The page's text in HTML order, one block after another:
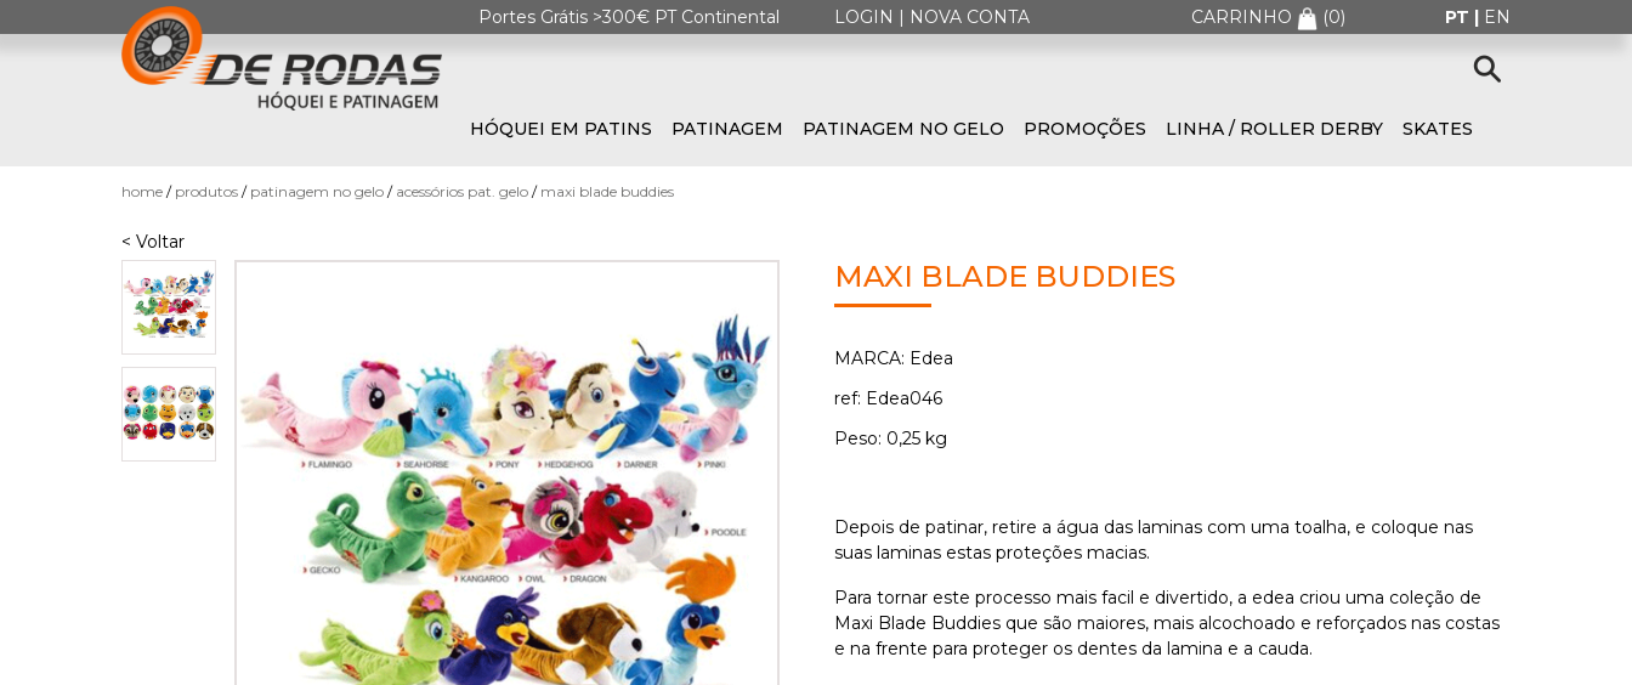
Portes Grátis >300€ PT Continental LOGIN | NOVA CONTA
HÓQUEI
CARRINHO (0) PT | EN
HÓQUEI EM PATINS PATINAGEM PATINAGEM NO GELO PROMOÇÕES LINHA / ROLLER DERBY SKATES
home produtos patinagem no gelo acessórios pat. gelo maxi blade buddies
< Voltar
MAXI BLADE BUDDIES
MARCA: Edea
ref: Edea046
Peso: 0,25 kg
Depois de patinar, retire a água das laminas com uma toalha, e coloque nas
suas laminas estas proteções macias.
Para tornar este processo mais facil e divertido, a edea criou uma coleção de
Maxi Blade Buddies que são maiores, mais alcochoado e reforçados nas costas
e na frente para proteger os dentes da lamina e a cauda.